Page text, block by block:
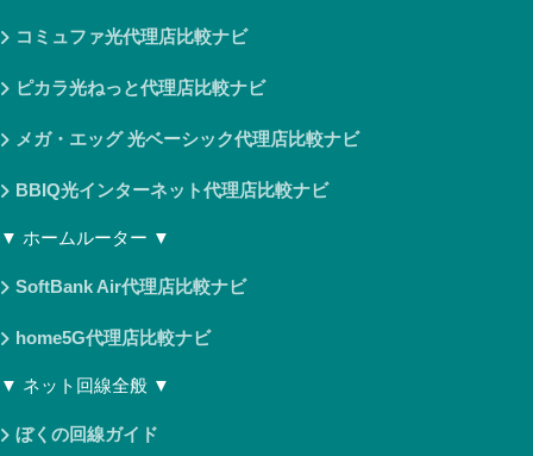
コミュファ光代理店比較ナビ
ピカラ光ねっと代理店比較ナビ
メガ・エッグ 光ベーシック代理店比較ナビ
BBIQ光インターネット代理店比較ナビ
▼ ホームルーター ▼
SoftBank Air代理店比較ナビ
home5G代理店比較ナビ
▼ ネット回線全般 ▼
ぼくの回線ガイド